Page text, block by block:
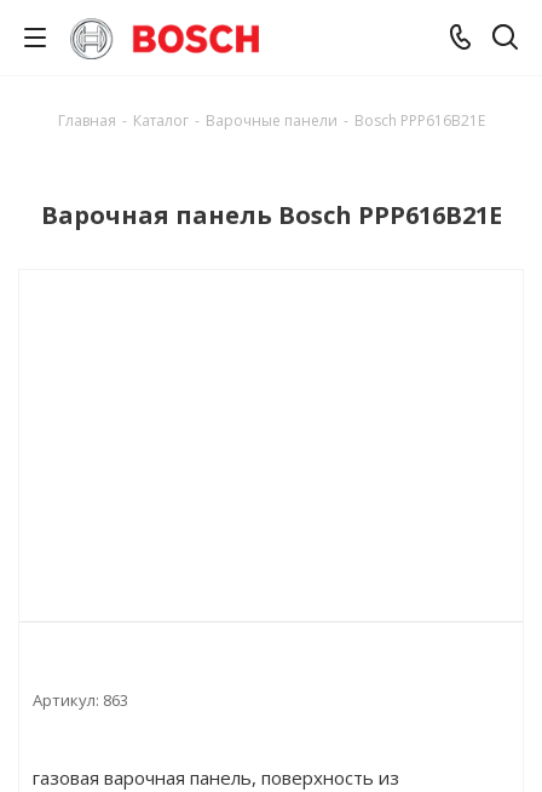
Главная - Каталог - Варочные панели - Bosch PPP616B21E
Варочная панель Bosch PPP616B21E
Артикул: 863
газовая варочная панель, поверхность из